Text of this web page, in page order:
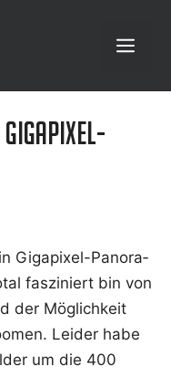
Menü
Giga­pi­xel-Pan­ora­
fas­zi­niert bin von
der Mög­lich­keit
Lei­der habe
um die 400